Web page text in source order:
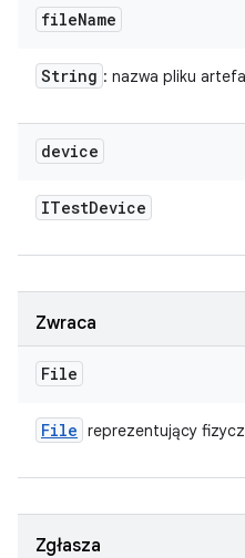
fileName
String : nazwa pliku
device
ITestDevice
Zwraca
File
File reprezentujący
Zgłasza